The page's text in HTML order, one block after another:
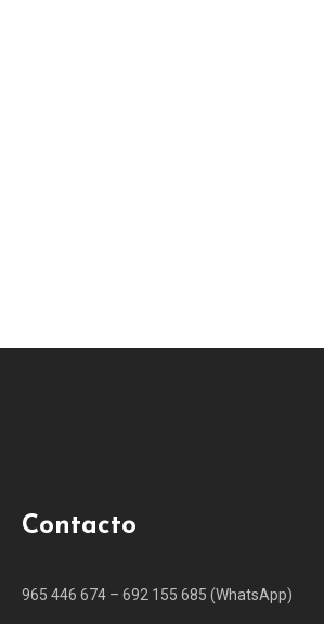
Contacto
965 446 674 – 692 155 685 (WhatsApp)